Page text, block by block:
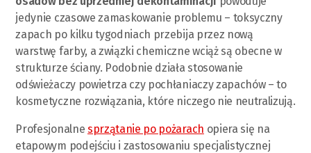
jedynie czasowe zamaskowanie problemu – toksyczny
zapach po kilku tygodniach przebija przez nową
warstwę farby, a związki chemiczne wciąż są obecne w
strukturze ściany. Podobnie działa stosowanie
odświeżaczy powietrza czy pochłaniaczy zapachów – to
kosmetyczne rozwiązania, które niczego nie neutralizują.
Profesjonalne sprzątanie po pożarach opiera się na
etapowym podejściu i zastosowaniu specjalistycznej